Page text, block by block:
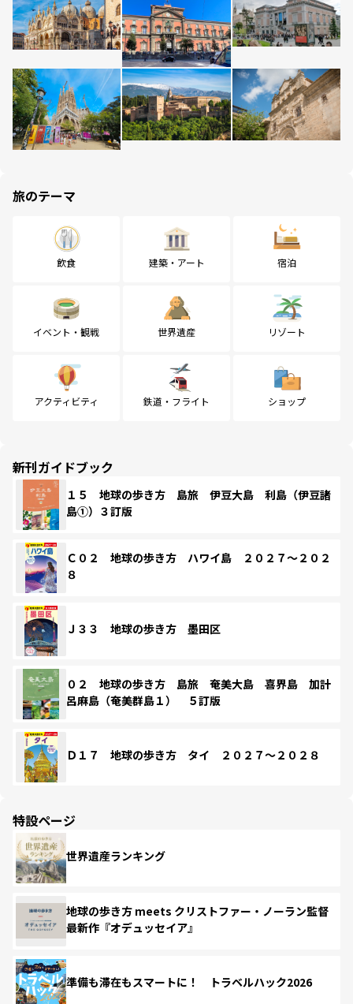
旅のテーマ
飲食 建築・アート 宿泊
イベント・観戦 世界遺産 リゾート
アクティビティ 鉄道・フライト ショップ
新刊ガイドブック
１５ 地球の歩き方 島旅 伊豆大島 利島（伊豆諸
島①）３訂版
Ｃ０２ 地球の歩き方 ハワイ島 ２０２７～２０２
８
Ｊ３３ 地球の歩き方 墨田区
０２ 地球の歩き方 島旅 奄美大島 喜界島 加計
呂麻島（奄美群島１） ５訂版
Ｄ１７ 地球の歩き方 タイ ２０２７～２０２８
特設ページ
世界遺産ランキング
地球の歩き方 meets クリストファー・ノーラン監督
最新作『オデュッセイア』
準備も滞在もスマートに！ トラベルハック2026